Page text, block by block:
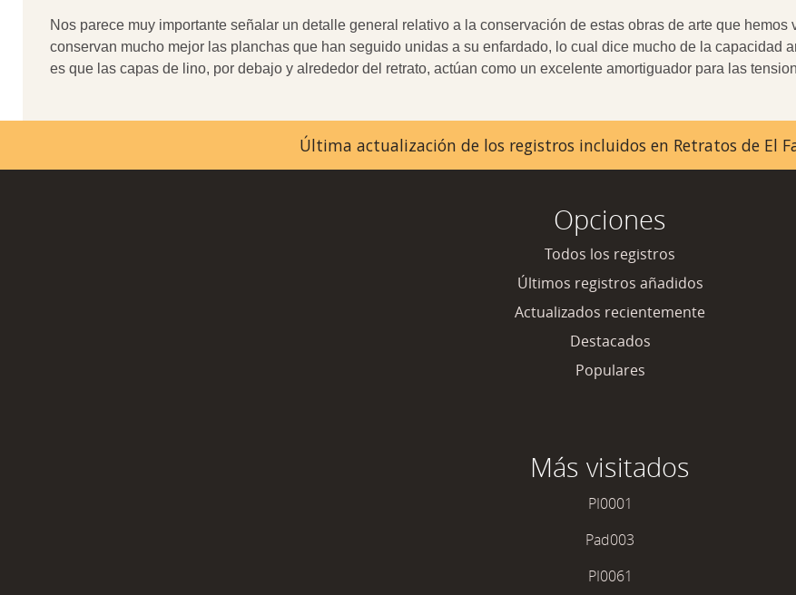
Nos parece muy importante señalar un detalle general relativo a la conservación de estas obras de arte que
conservan mucho mejor las planchas que han seguido unidas a su enfardado, lo cual dice mucho de la capacidad
es que las capas de lino, por debajo y alrededor del retrato, actúan como un excelente amortiguador para las
Última actualización de los registros incluidos en Retratos de El
Opciones
Todos los registros
Últimos registros añadidos
Actualizados recientemente
Destacados
Populares
Más visitados
PI0001
Pad003
PI0061